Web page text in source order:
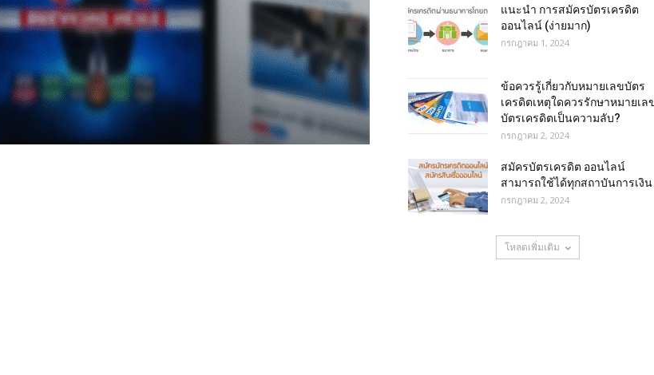
แนะนำ การสมัครบัตรเครดิต
ออนไลน์ (ง่ายมาก)
กรกฎาคม 1, 2024
ข้อควรรู้เกี่ยวกับหมายเลขบัตร
เครดิตเหตุใดควรรักษาหมายเล
บัตรเครดิตเป็นความลับ?
กรกฎาคม 2, 2024
สมัครบัตรเครดิต ออนไลน์
สามารถใช้ได้ทุกสถาบันการเงิน
กรกฎาคม 2, 2024
โหลดเพิ่มเติม